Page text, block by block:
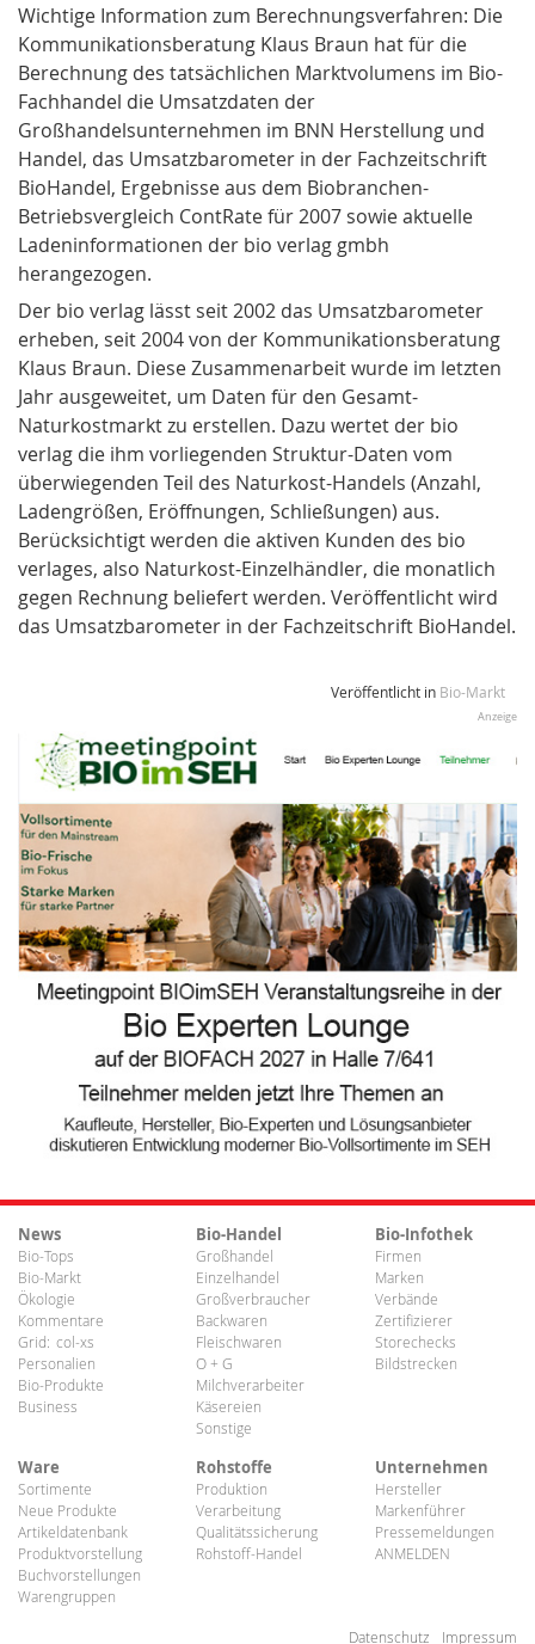
Wichtige Information zum Berechnungsverfahren: Die
Kommunikationsberatung Klaus Braun hat für die
Berechnung des tatsächlichen Marktvolumens im Bio-
Fachhandel die Umsatzdaten der
Großhandelsunternehmen im BNN Herstellung und
Handel, das Umsatzbarometer in der Fachzeitschrift
BioHandel, Ergebnisse aus dem Biobranchen-
Betriebsvergleich ContRate für 2007 sowie aktuelle
Ladeninformationen der bio verlag gmbh
herangezogen.
Der bio verlag lässt seit 2002 das Umsatzbarometer
erheben, seit 2004 von der Kommunikationsberatung
Klaus Braun. Diese Zusammenarbeit wurde im letzten
Jahr ausgeweitet, um Daten für den Gesamt-
Naturkostmarkt zu erstellen. Dazu wertet der bio
verlag die ihm vorliegenden Struktur-Daten vom
überwiegenden Teil des Naturkost-Handels (Anzahl,
Ladengrößen, Eröffnungen, Schließungen) aus.
Berücksichtigt werden die aktiven Kunden des bio
verlages, also Naturkost-Einzelhändler, die monatlich
gegen Rechnung beliefert werden. Veröffentlicht wird
das Umsatzbarometer in der Fachzeitschrift BioHandel.
Veröffentlicht in Bio-Markt
Anzeige
News
Bio-Tops
Bio-Markt
Ökologie
Kommentare
Grid: col-xs
Personalien
Bio-Produkte
Business
Bio-Handel
Großhandel
Einzelhandel
Großverbraucher
Backwaren
Fleischwaren
O + G
Milchverarbeiter
Käsereien
Sonstige
Bio-Infothek
Firmen
Marken
Verbände
Zertifizierer
Storechecks
Bildstrecken
Ware
Sortimente
Neue Produkte
Artikeldatenbank
Produktvorstellung
Buchvorstellungen
Warengruppen
Rohstoffe
Produktion
Verarbeitung
Qualitätssicherung
Rohstoff-Handel
Unternehmen
Hersteller
Markenführer
Pressemeldungen
ANMELDEN
Datenschutz Impressum